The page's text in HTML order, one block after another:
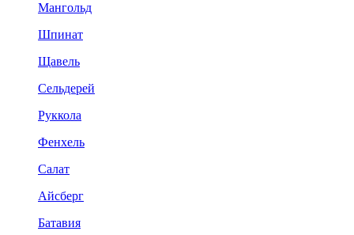
Мангольд
Шпинат
Щавель
Сельдерей
Руккола
Фенхель
Салат
Айсберг
Батавия